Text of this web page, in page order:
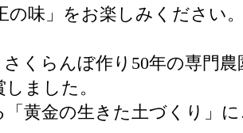
味」をお楽しみください。
くらんぼ作り50年の専門農
ました。
黄金の生きた土づくり」